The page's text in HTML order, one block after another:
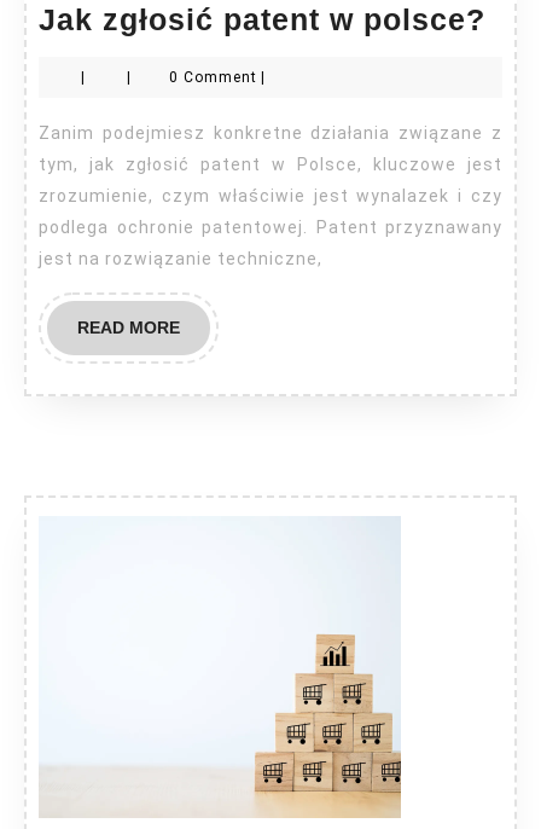
Jak zgłosić patent w polsce? Jak
w
0 Comment
Zanim podejmiesz konkretne działania związane z
tym, jak zgłosić patent w Polsce, kluczowe jest
zrozumienie, czym właściwie jest wynalazek i czy
podlega ochronie patentowej. Patent przyznawany
jest na rozwiązanie techniczne,
READ MOREREAD
MORE